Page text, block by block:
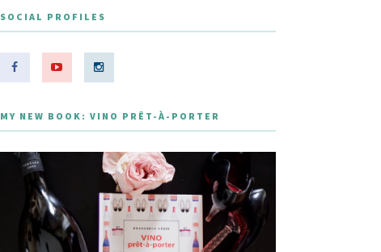
SOCIAL PROFILES
MY NEW BOOK: VINO PRÊT-À-PORTER